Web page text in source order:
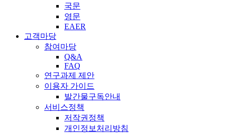
국문
영문
EAER
고객마당
참여마당
Q&A
FAQ
연구과제 제안
이용자 가이드
발간물구독안내
서비스정책
저작권정책
개인정보처리방침